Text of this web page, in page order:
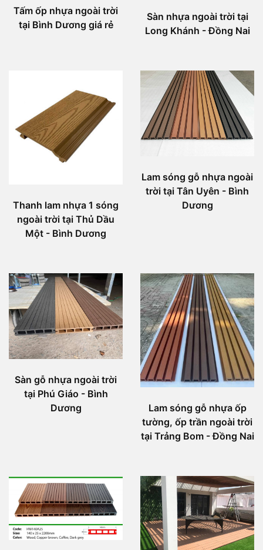
Tấm ốp nhựa ngoài trời
tại Bình Dương giá rẻ
Sàn nhựa ngoài trời tại
Long Khánh - Đồng Nai
Thanh lam nhựa 1 sóng
ngoài trời tại Thủ Dầu
Một - Bình Dương
Lam sóng gỗ nhựa ngoài
trời tại Tân Uyên - Bình
Dương
Sàn gỗ nhựa ngoài trời
tại Phú Giáo - Bình
Dương
Lam sóng gỗ nhựa ốp
tường, ốp trần ngoài trời
tại Trảng Bom - Đồng Nai